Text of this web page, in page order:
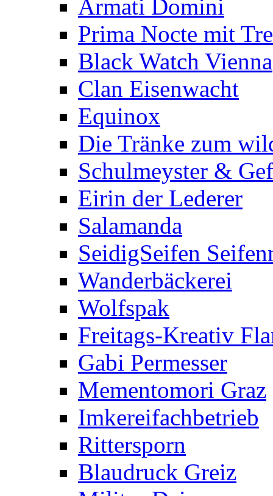
Armati Domini
Prima Nocte mit
Black Watch Vienna
Clan Eisenwacht
Equinox
Die Tränke zum
Schulmeyster &
Eirin der Lederer
Salamanda
SeidigSeifen
Wanderbäckerei
Wolfspak
Freitags-Kreativ
Gabi Permesser
Mementomori Graz
Imkereifachbetrieb
Rittersporn
Blaudruck Greiz